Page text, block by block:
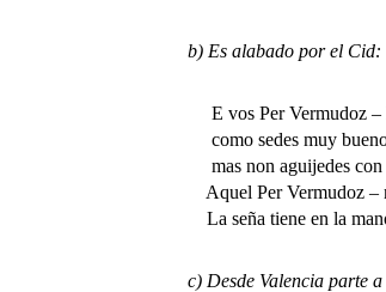
b) Es alabado por el Cid:
E vos Per Vermudoz
como sedes muy bueno –
mas non aguijedes con ella
Aquel Per Vermudoz –
La seña tiene en la mano –
c) Desde Valencia parte a